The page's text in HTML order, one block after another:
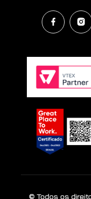
© Todos os